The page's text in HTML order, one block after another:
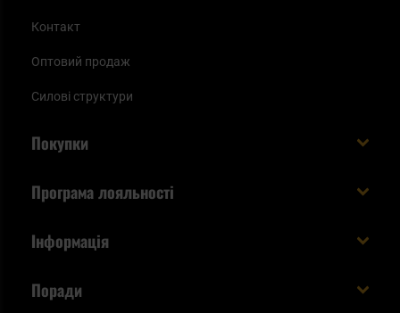
Контакт
Оптовий продаж
Силові структури
Покупки
Способи оплати
Статус замовлення
Програма лояльності
Увійдіть в систему
Інформація
Поради